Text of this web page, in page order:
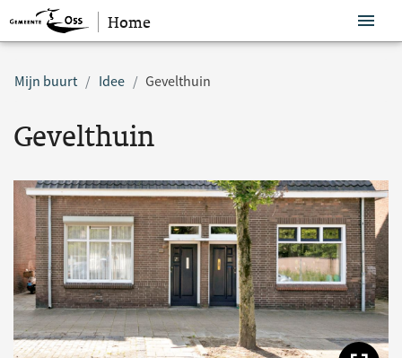
Sla navigatie over
Home
Mijn buurt Idee Gevelthuin
Gevelthuin